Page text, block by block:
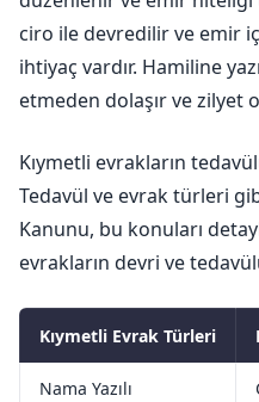
ciro ile devredilir ve emir
ihtiyaç vardır. Hamiline
etmeden dolaşır ve zilyet
Kıymetli evrakların
Tedavül ve evrak türleri
Kanunu, bu konuları
evrakların devri ve
Kıymetli Evrak Türleri
Nama Yazılı